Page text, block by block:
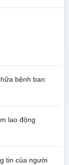
bệnh ban
lao động
tin của người